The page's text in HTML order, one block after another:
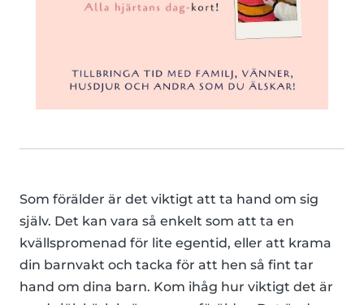
Som förälder är det viktigt att ta hand om sig
själv. Det kan vara så enkelt som att ta en
kvällspromenad för lite egentid, eller att krama
din barnvakt och tacka för att hen så fint tar
hand om dina barn. Kom ihåg hur viktigt det är